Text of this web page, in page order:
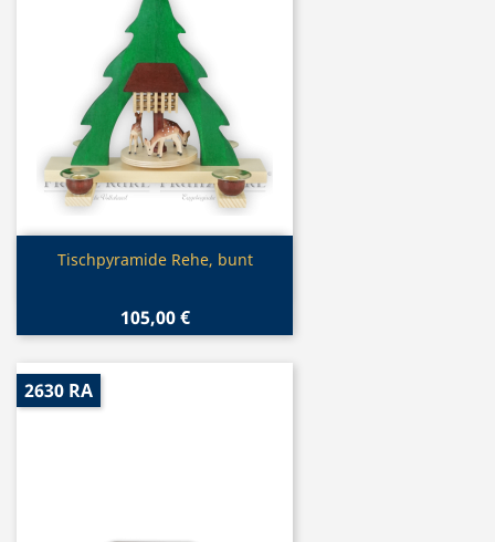
Vorschau
Tischpyramide Rehe, bunt
105,00 €
2630 RA